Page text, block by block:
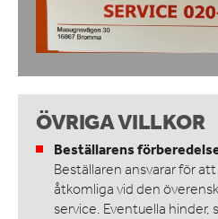
ÖVRIGA VILLKOR
Beställarens
Beställaren ansvarar för
åtkomliga vid den
service. Eventuella hinder,